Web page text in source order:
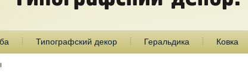
Типографский декор Геральдика Ковка